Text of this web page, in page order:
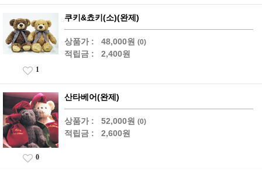
쿠키&쵸키(소)(완제)
상품가 : 48,000원 (0)
적립금 : 2,400원
1
산타베어(완제)
상품가 : 52,000원 (0)
적립금 : 2,600원
0